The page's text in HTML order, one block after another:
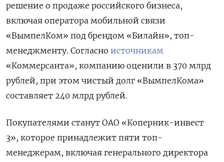
решение о продаже российского бизнеса,
включая оператора мобильной связи
«ВымпелКом» под брендом «Билайн», топ-
менеджменту. Согласно источникам
«Коммерсанта», компанию оценили в 370 млрд
рублей, при этом чистый долг «ВымпелКома»
составляет 240 млрд рублей.
Покупателями станут ОАО «Коперник-инвест
3», которое принадлежит пяти топ-
менеджерам, включая генерального директора